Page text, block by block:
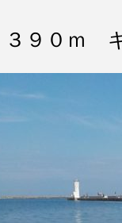
３９０ｍ